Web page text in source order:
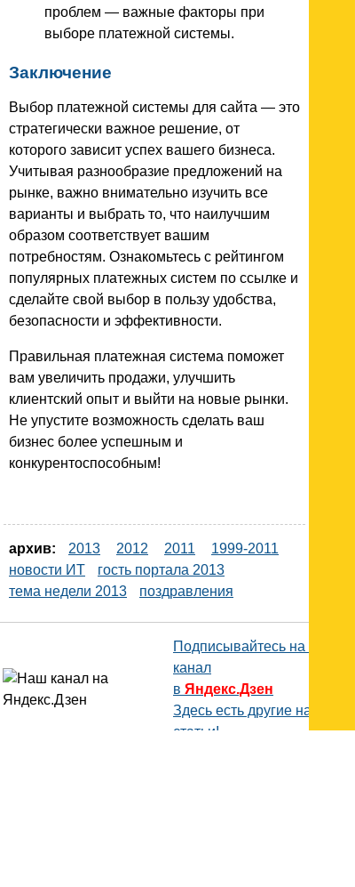
проблем — важные факторы при
выборе платежной системы.
Заключение
Выбор платежной системы для сайта — это
стратегически важное решение, от
которого зависит успех вашего бизнеса.
Учитывая разнообразие предложений на
рынке, важно внимательно изучить все
варианты и выбрать то, что наилучшим
образом соответствует вашим
потребностям. Ознакомьтесь с рейтингом
популярных платежных систем по ссылке и
сделайте свой выбор в пользу удобства,
безопасности и эффективности.
Правильная платежная система поможет
вам увеличить продажи, улучшить
клиентский опыт и выйти на новые рынки.
Не упустите возможность сделать ваш
бизнес более успешным и
конкурентоспособным!
архив: 2013 2012 2011
1999-2011
новости ИТ
гость портала 2013
тема недели 2013
поздравления
Подписывайтесь на наш
канал
в Яндекс.Дзен
Здесь есть другие наши
статьи!